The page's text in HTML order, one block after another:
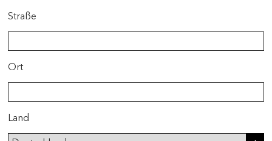
Straße
Ort
Land